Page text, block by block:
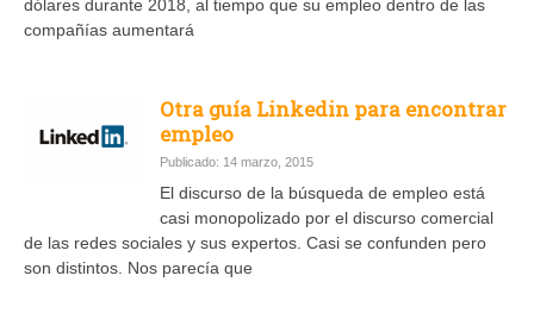
dólares durante 2018, al tiempo que su empleo dentro de las
compañías aumentará
Otra guía Linkedin para encontrar
empleo
Publicado: 14 marzo, 2015
El discurso de la búsqueda de empleo está
casi monopolizado por el discurso comercial
de las redes sociales y sus expertos. Casi se confunden pero
son distintos. Nos parecía que